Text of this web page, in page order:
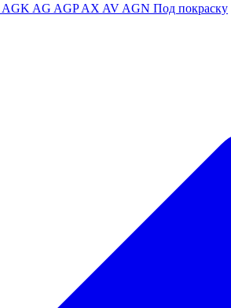
AGK AG AGPAX AV AGN Под покраску